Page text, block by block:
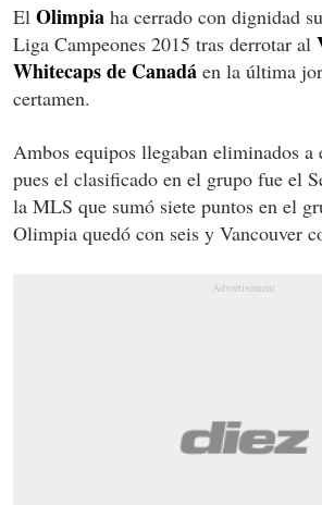
El Olimpia ha cerrado con dignidad
Liga Campeones 2015 tras derrotar al
Whitecaps de Canadá en la última
certamen.
Ambos equipos llegaban eliminados a
pues el clasificado en el grupo fue el
la MLS que sumó siete puntos en el
Olimpia quedó con seis y Vancouver